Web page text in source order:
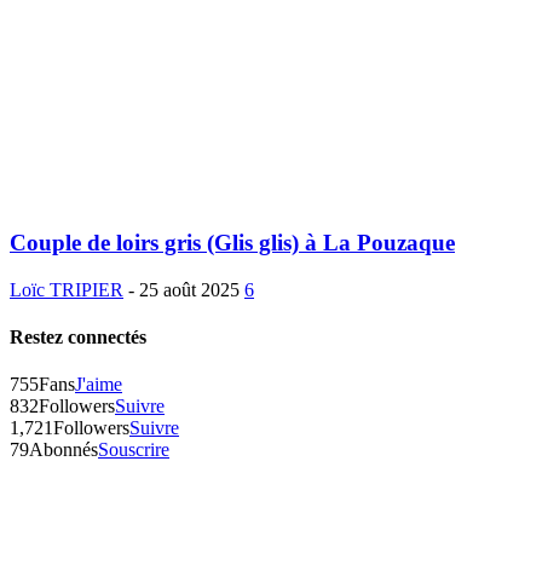
Couple de loirs gris (Glis glis) à La Pouzaque
Loïc TRIPIER - 25 août 2025 6
Restez connectés
755FansJ'aime
832FollowersSuivre
1,721FollowersSuivre
79AbonnésSouscrire